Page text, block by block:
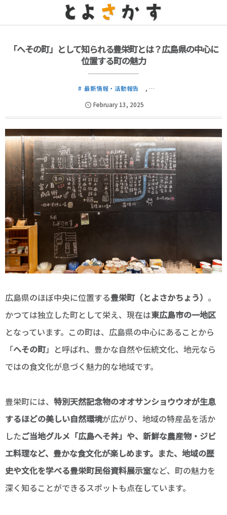
「へその町」として知られる豊栄町とは？広島県の中心に
位置する町の魅力
最新情報・活動報告
, …
February 13, 2025
広島県のほぼ中央に位置する豊栄町（とよさかちょう） 。
かつては独立した町として栄え、現在は東広島市の一地区
となっています。この町は、広島県の中心にあることから
「へその町」と呼ばれ、豊かな自然や伝統文化、地元なら
ではの食文化が息づく魅力的な地域です。
豊栄町には、 特別天然記念物のオオサンショウウオが生息
するほどの美しい自然環境が広がり、地域の特産品を活か
したご当地グルメ「広島へそ丼」や、新鮮な農産物・ジビ
エ料理など、豊かな食文化が楽しめます。また、地域の歴
史や文化を学べる豊栄町民俗資料展示室など、町の魅力を
深く知ることができるスポットも点在しています。